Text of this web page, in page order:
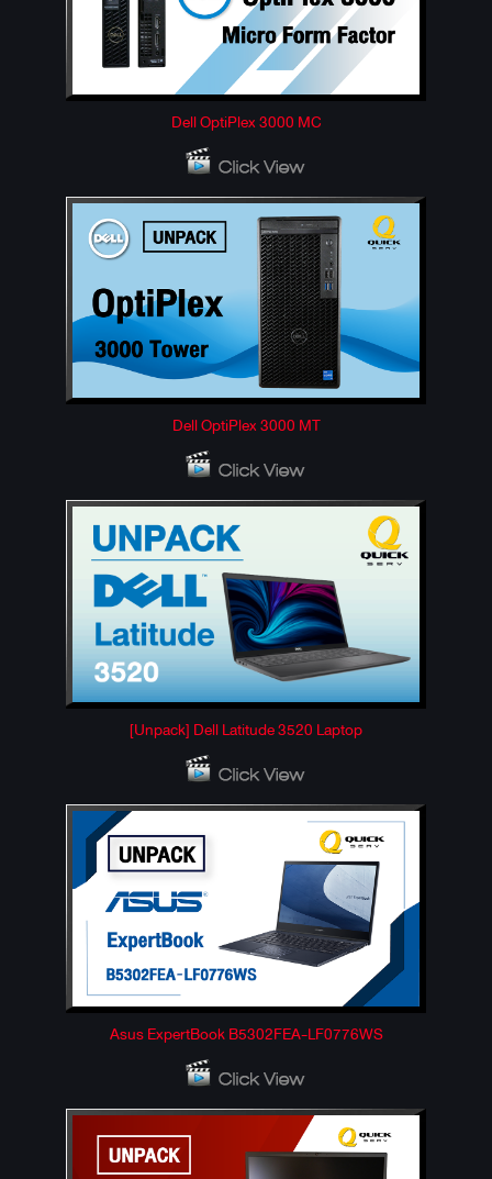
Dell OptiPlex 3000 MC
Dell OptiPlex 3000 MT
[Unpack] Dell Latitude 3520 Laptop
Asus ExpertBook B5302FEA-LF0776WS